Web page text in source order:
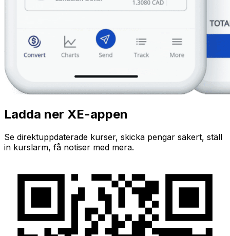
Ladda ner XE-appen
Se direktuppdaterade kurser, skicka pengar säkert, ställ
in kurslarm, få notiser med mera.